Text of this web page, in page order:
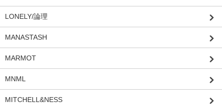
LONELY/論理
MANASTASH
MARMOT
MNML
MITCHELL&NESS